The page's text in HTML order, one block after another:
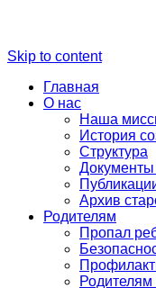
Skip to content
Главная
О нас
Наша
История
Структура
Документы
Архив
Родителям
Пропал
Родителям